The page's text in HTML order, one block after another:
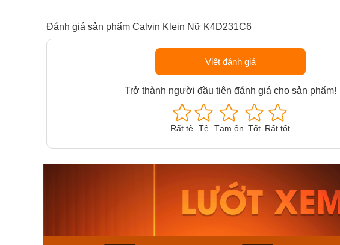
Đánh giá sản phẩm Calvin Klein Nữ K4D231C6
Viết đánh giá
Trở thành người đầu tiên đánh giá cho sản phẩm!
Rất tệ Tệ Tạm ổn Tốt Rất tốt
Casio Nam MTS-
115D-1AVDF
2.823.000₫
2.399.550₫
Mua ngay